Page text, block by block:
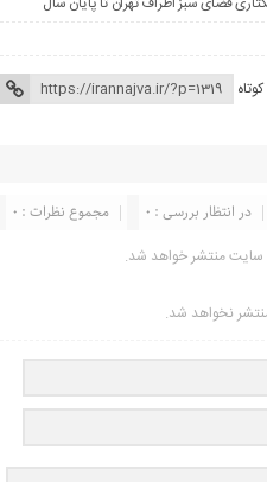
مجموع نظرات : 0 در انتظار بررسی : 0
سایت منتشر خواهد شد.
منتشر نخواهد شد.